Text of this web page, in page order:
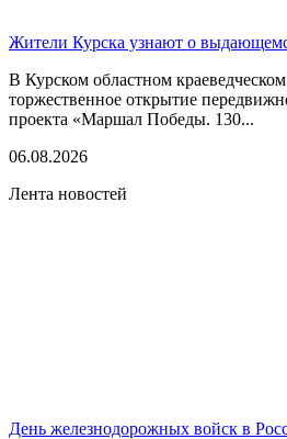
Жители Курска узнают о
В Курском областном краеведческом
торжественное открытие
проекта «Маршал Победы. 130...
06.08.2026
Лента новостей
День железнодорожных войск в